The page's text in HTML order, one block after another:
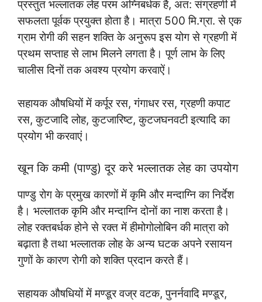
प्रस्तुत भल्लातक लेह परम अग्निबर्धक है, अत: संग्रहणी में
सफलता पूर्वक प्रयुक्त होता है। मात्रा 500 मि.ग्रा. से एक
ग्राम रोगी की सहन शक्ति के अनुरूप इस योग से ग्रहणी में
प्रथम सप्ताह से लाभ मिलने लगता है। पूर्ण लाभ के लिए
चालीस दिनों तक अवश्य प्रयोग करवाऐं।
सहायक औषधियों में कर्पूर रस, गंगाधर रस, ग्रहणी कपाट
रस, कुटजादि लोह, कुटजारिष्ट, कुटजघनवटी इत्यादि का
प्रयोग भी करवाएं।
खून कि कमी (पाण्डु) दूर करे भल्लातक लेह का उपयोग
पाण्डु रोग के प्रमुख कारणों में कृमि और मन्दाग्नि का निर्देश
है। भल्लातक कृमि और मन्दाग्नि दोनों का नाश करता है।
लोह रक्तबर्धक होने से रक्त में हीमोगोलोबिन की मात्रा को
बढ़ाता है तथा भल्लातक लोह के अन्य घटक अपने रसायन
गुणों के कारण रोगी को शक्ति प्रदान करते हैं।
सहायक औषधियों में मण्डूर वज्र वटक, पुनर्नवादि मण्डूर,